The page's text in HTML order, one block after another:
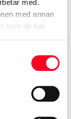
med.
med annan
som de har
om den fälg
en extra
lopp och
hade ut från
Sök